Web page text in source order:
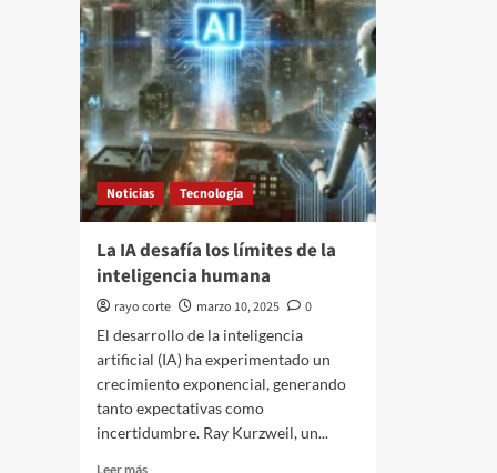
Noticias Tecnología
La IA desafía los límites de la
inteligencia humana
rayo corte marzo 10, 2025
0
El desarrollo de la inteligencia
artificial (IA) ha experimentado un
crecimiento exponencial, generando
tanto expectativas como
incertidumbre. Ray Kurzweil, un...
Leer másLeer